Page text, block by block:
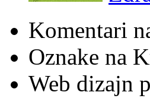
Komentari
Oznake na
Web dizajn